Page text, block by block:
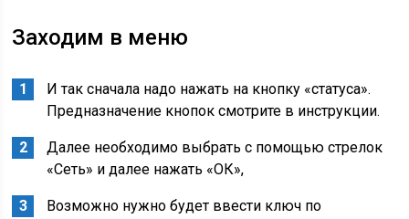
Заходим в меню
И так сначала надо нажать на кнопку «статуса».
Предназначение кнопок смотрите в инструкции.
Далее необходимо выбрать с помощью стрелок
«Сеть» и далее нажать «ОК»,
Возможно нужно будет ввести ключ по